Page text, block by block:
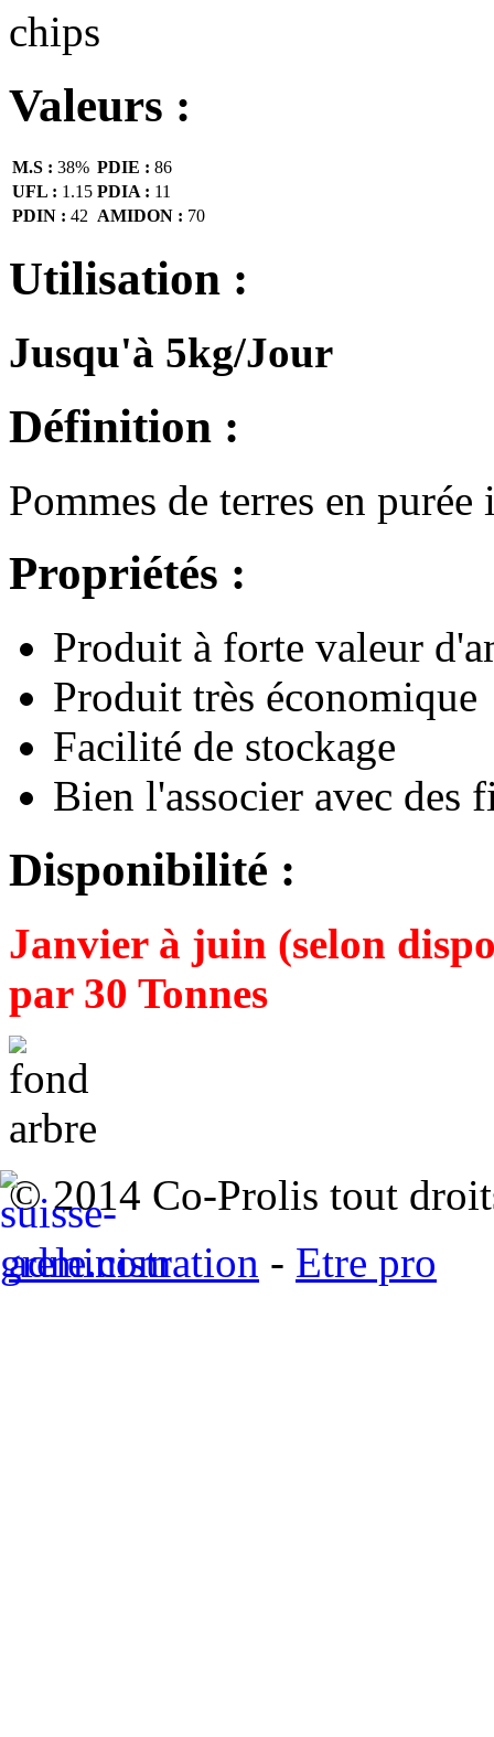
Valeurs :
M.S : 38% PDIE : 86
UFL : 1.15 PDIA : 11
PDIN : 42 AMIDON : 70
Utilisation :
Jusqu'à 5kg/Jour
Définition :
Pommes de terres en
Propriétés :
Produit à forte valeur
Produit très économique
Facilité de stockage
Bien l'associer avec des
Disponibilité :
Janvier à juin (selon
par 30 Tonnes
© 2014 Co-Prolis tout
administration - Etre pro